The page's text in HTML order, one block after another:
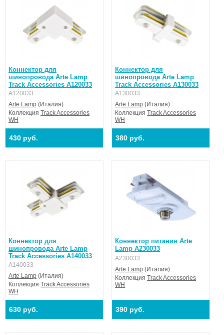
Коннектор для
шинопровода Arte Lamp
Track Accessories A120033
A120033
Arte Lamp (Италия)
Коллекция Track Accessories
WH
430 руб.
Коннектор для
шинопровода Arte Lamp
Track Accessories A130033
A130033
Arte Lamp (Италия)
КоллекцияTrack Accessories
WH
380 руб.
Коннектор для
шинопровода Arte Lamp
Track Accessories A140033
A140033
Arte Lamp (Италия)
Коллекция Track Accessories
WH
630 руб.
Коннектор питания Arte
Lamp A230033
A230033
Arte Lamp (Италия)
КоллекцияTrack Accessories
WH
390 руб.